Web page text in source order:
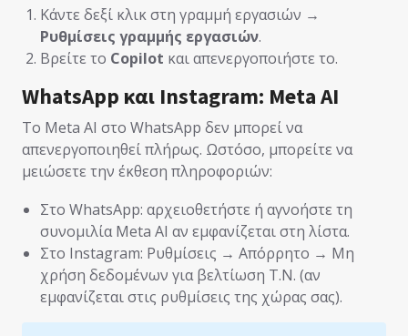
Κάντε δεξί κλικ στη γραμμή εργασιών →
Ρυθμίσεις γραμμής εργασιών.
Βρείτε το Copilot και απενεργοποιήστε το.
WhatsApp και Instagram: Meta AI
Το Meta AI στο WhatsApp δεν μπορεί να
απενεργοποιηθεί πλήρως. Ωστόσο, μπορείτε να
μειώσετε την έκθεση πληροφοριών:
Στο WhatsApp: αρχειοθετήστε ή αγνοήστε τη
συνομιλία Meta AI αν εμφανίζεται στη λίστα.
Στο Instagram: Ρυθμίσεις → Απόρρητο → Μη
χρήση δεδομένων για βελτίωση Τ.Ν. (αν
εμφανίζεται στις ρυθμίσεις της χώρας σας).